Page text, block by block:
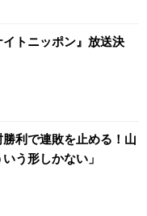
イトニッポン』放送決
利で連敗を止める！山
う形しかない」